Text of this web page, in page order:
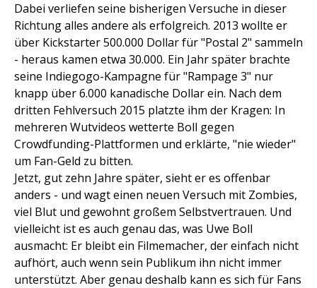
Dabei verliefen seine bisherigen Versuche in dieser
Richtung alles andere als erfolgreich. 2013 wollte er
über Kickstarter 500.000 Dollar für "Postal 2" sammeln
- heraus kamen etwa 30.000. Ein Jahr später brachte
seine Indiegogo-Kampagne für "Rampage 3" nur
knapp über 6.000 kanadische Dollar ein. Nach dem
dritten Fehlversuch 2015 platzte ihm der Kragen: In
mehreren Wutvideos wetterte Boll gegen
Crowdfunding-Plattformen und erklärte, "nie wieder"
um Fan-Geld zu bitten.
Jetzt, gut zehn Jahre später, sieht er es offenbar
anders - und wagt einen neuen Versuch mit Zombies,
viel Blut und gewohnt großem Selbstvertrauen. Und
vielleicht ist es auch genau das, was Uwe Boll
ausmacht: Er bleibt ein Filmemacher, der einfach nicht
aufhört, auch wenn sein Publikum ihn nicht immer
unterstützt. Aber genau deshalb kann es sich für Fans